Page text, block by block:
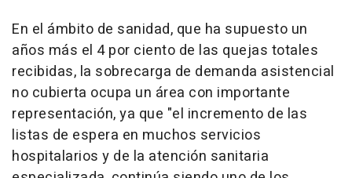
En el ámbito de sanidad, que ha supuesto un
años más el 4 por ciento de las quejas totales
recibidas, la sobrecarga de demanda asistencial
no cubierta ocupa un área con importante
representación, ya que "el incremento de las
listas de espera en muchos servicios
hospitalarios y de la atención sanitaria